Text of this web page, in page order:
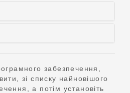
забезпечення,
зі списку найновішого
а потім установіть